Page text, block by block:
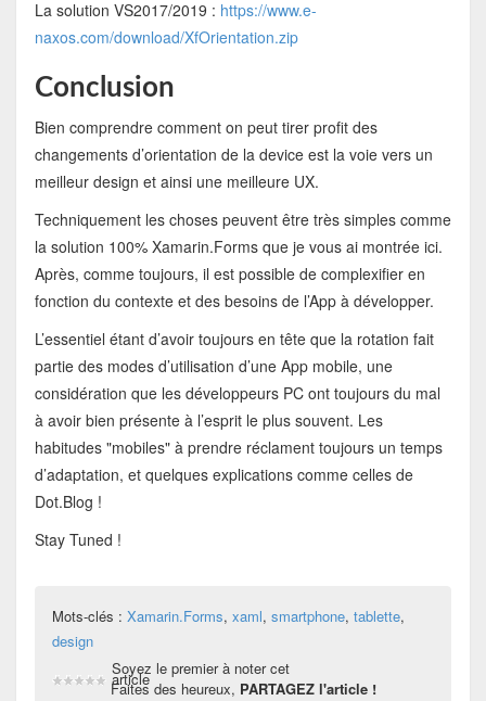
La solution VS2017/2019 : https://www.e-
naxos.com/download/XfOrientation.zip
Conclusion
Bien comprendre comment on peut tirer profit des
changements d’orientation de la device est la voie vers un
meilleur design et ainsi une meilleure UX.
Techniquement les choses peuvent être très simples comme
la solution 100% Xamarin.Forms que je vous ai montrée ici.
Après, comme toujours, il est possible de complexifier en
fonction du contexte et des besoins de l’App à développer.
L’essentiel étant d’avoir toujours en tête que la rotation fait
partie des modes d’utilisation d’une App mobile, une
considération que les développeurs PC ont toujours du mal
à avoir bien présente à l’esprit le plus souvent. Les
habitudes "mobiles" à prendre réclament toujours un temps
d’adaptation, et quelques explications comme celles de
Dot.Blog !
Stay Tuned !
Mots-clés : Xamarin.Forms, xaml, smartphone, tablette,
design
Soyez le premier à noter cet
article
Faites des heureux, PARTAGEZ l'article !